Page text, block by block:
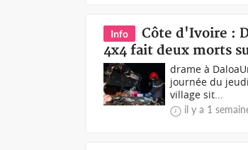
Info
Côte d'Ivoire :
4x4 fait deux morts
drame à
journée du
village sit...
il y a 1